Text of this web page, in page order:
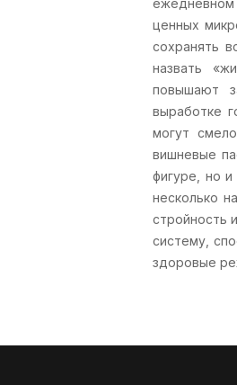
ежедневном
ценных
сохранять
назвать
повышают
выработке
могут
вишневые
фигуре, но
несколько
стройность
систему,
здоровые